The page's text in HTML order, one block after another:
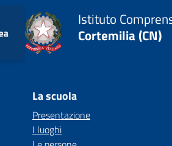
Istituto
Cortemilia (CN)
La scuola
Presentazione
I luoghi